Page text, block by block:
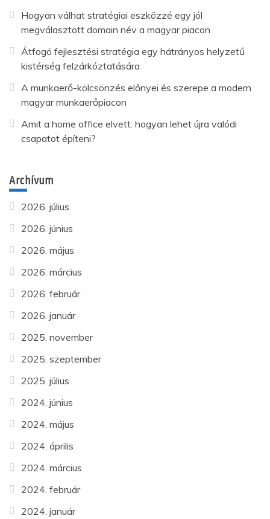
Hogyan válhat stratégiai eszközzé egy jól
megválasztott domain név a magyar piacon
Átfogó fejlesztési stratégia egy hátrányos helyzetű
kistérség felzárkóztatására
A munkaerő-kölcsönzés előnyei és szerepe a modern
magyar munkaerőpiacon
Amit a home office elvett: hogyan lehet újra valódi
csapatot építeni?
Archívum
2026. július
2026. június
2026. május
2026. március
2026. február
2026. január
2025. november
2025. szeptember
2025. július
2024. június
2024. május
2024. április
2024. március
2024. február
2024. január